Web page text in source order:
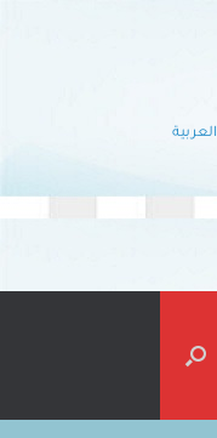
العربية